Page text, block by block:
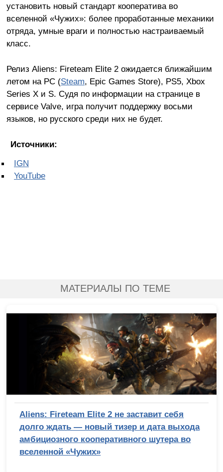
установить новый стандарт кооператива во
вселенной «Чужих»: более проработанные механики
отряда, умные враги и полностью настраиваемый
класс.
Релиз Aliens: Fireteam Elite 2 ожидается ближайшим
летом на PC (Steam, Epic Games Store), PS5, Xbox
Series X и S. Судя по информации на странице в
сервисе Valve, игра получит поддержку восьми
языков, но русского среди них не будет.
Источники:
IGN
YouTube
МАТЕРИАЛЫ ПО ТЕМЕ
Aliens: Fireteam Elite 2 не заставит себя
долго ждать — новый тизер и дата выхода
амбициозного кооперативного шутера во
вселенной «Чужих»